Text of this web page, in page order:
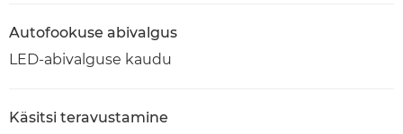
Autofookuse abivalgus
LED-abivalguse kaudu
Käsitsi teravustamine